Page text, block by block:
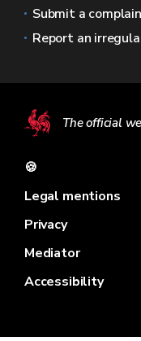
Submit a
Report an
The official
🍪
Legal mentions
Privacy
Mediator
Accessibility